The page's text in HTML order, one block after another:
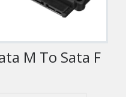
M To Sata F